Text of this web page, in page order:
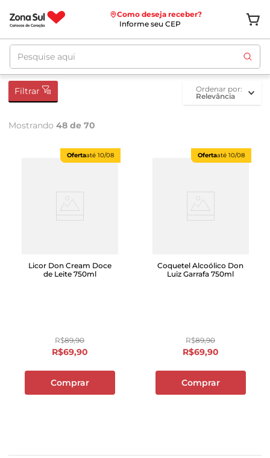
Como deseja receber?
Informe seu CEP
Pesquise aqui
Filtrar
ordenar por
Relevância
Mostrando 48 de 70
Ofertaaté 10/08
Licor Don Cream Doce
de Leite 750ml
R$89,90
R$69,90
Comprar
Ofertaaté 10/08
Coquetel Alcoólico Don
Luiz Garrafa 750ml
R$89,90
R$69,90
Comprar